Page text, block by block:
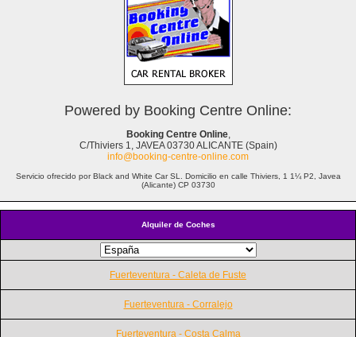
Alquiler de Coches
Fuerteventura - Caleta de Fuste
Fuerteventura - Corralejo
Fuerteventura - Costa Calma
Powered by Booking Centre Online:
Booking Centre Online,
C/Thiviers 1, JAVEA 03730 ALICANTE (Spain)
info@booking-centre-online.com
Servicio ofrecido por Black and White Car SL. Domicilio en calle Thiviers, 1 1¼ P2, Javea
(Alicante) CP 03730